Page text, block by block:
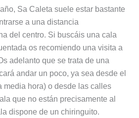
Sa Caleta suele estar bastante
a una distancia
del centro. Si buscáis una cala
os recomiendo una visita a
adelanto que se trata de una
andar un poco, ya sea desde el
media hora) o desde las calles
que no están precisamente al
dispone de un chiringuito.